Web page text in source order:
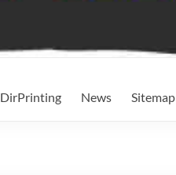
DirPrinting News Sitemap